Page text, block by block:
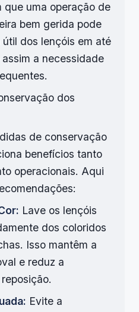
que uma operação de
bem gerida pode
dos lençóis em até
a necessidade
dos
de conservação
benefícios tanto
operacionais. Aqui
Lave os lençóis
dos coloridos
Isso mantêm a
e reduz a
Evite a